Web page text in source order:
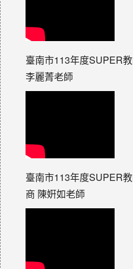
臺南市113年度SUPER
李麗菁老師
臺南市113年度SUPER
商 陳姸如老師